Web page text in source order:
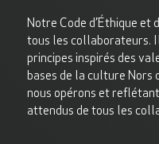
Notre Code d’Éthique et
tous les collaborateurs. Il
principes inspirés des
bases de la culture Nors
nous opérons et
attendus de tous les